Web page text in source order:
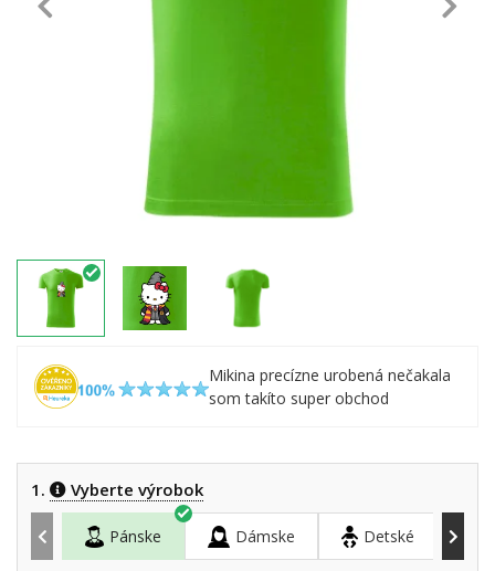
Mikina precízne urobená nečakala
som takíto super obchod
1. Vyberte výrobok
Pánske Dámske Detské